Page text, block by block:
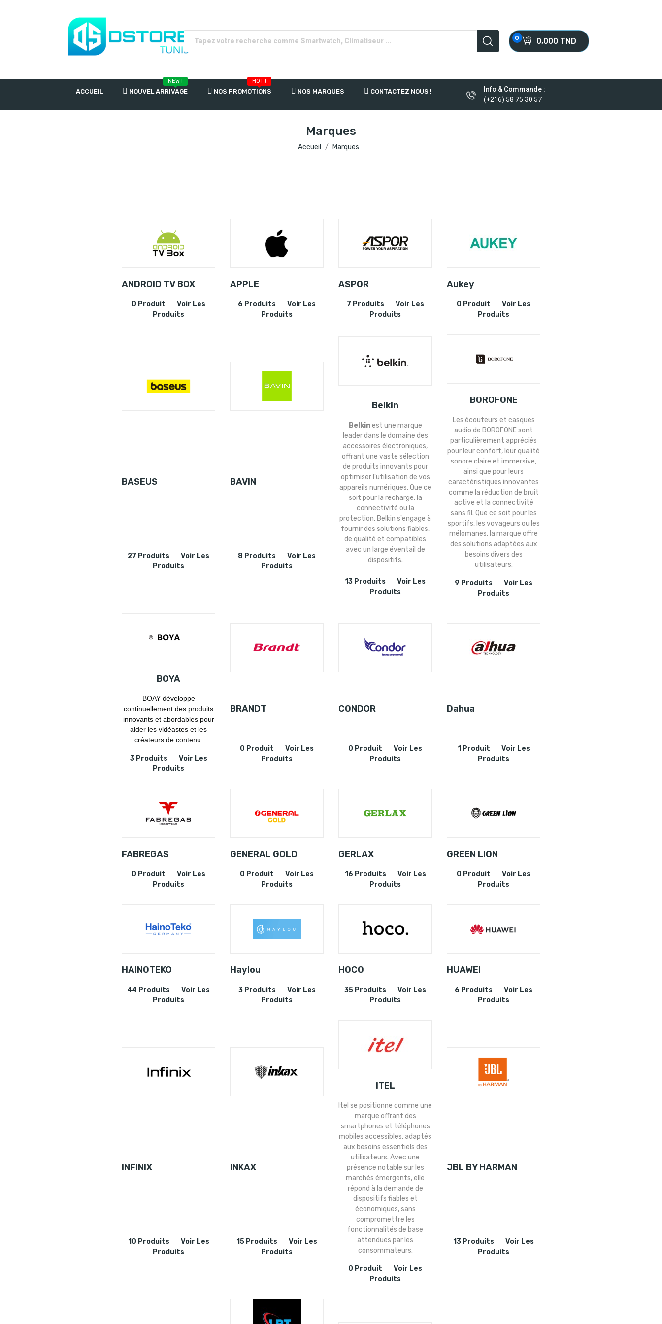
0,000 TND
0
ACCUEIL NOUVEL ARRIVAGE
NEW !
NOS PROMOTIONS
HOT !
NOS MARQUES CONTACTEZ NOUS !
Info & Commande :
(+216) 58 75 30 57
Marques
Accueil Marques
ANDROID TV BOX
0 Produit
Voir Les
Produits
APPLE
6 Produits
Voir Les
Produits
ASPOR
7 Produits
Voir Les
Produits
Aukey
0 Produit
Voir Les
Produits
BASEUS
27 Produits
Voir Les
Produits
BAVIN
8 Produits
Voir Les
Produits
Belkin
Belkinest une marque
leader dans le domaine des
accessoires électroniques,
offrant une vaste sélection
de produits innovants pour
optimiser l'utilisation de vos
appareils numériques. Que ce
soit pour la recharge, la
connectivité ou la
protection, Belkin s'engage à
fournir des solutions fiables,
de qualité et compatibles
avec un large éventail de
dispositifs.
13 Produits
Voir Les
Produits
BOROFONE
Les écouteurs et casques
audio de BOROFONE sont
particulièrement appréciés
pour leur confort, leur qualité
sonore claire et immersive,
ainsi que pour leurs
caractéristiques innovantes
comme la réduction de bruit
active et la connectivité
sans fil. Que ce soit pour les
sportifs, les voyageurs ou les
mélomanes, la marque offre
des solutions adaptées aux
besoins divers des
utilisateurs.
9 Produits
Voir Les
Produits
BOYA
BOAY développe
continuellement des produits
innovants et abordables pour
aider les vidéastes et les
créateurs de contenu.
3 Produits
Voir Les
Produits
BRANDT
0 Produit
Voir Les
Produits
CONDOR
0 Produit
Voir Les
Produits
Dahua
1 Produit
Voir Les
Produits
FABREGAS
0 Produit
Voir Les
Produits
GENERAL GOLD
0 Produit
Voir Les
Produits
GERLAX
16 Produits
Voir Les
Produits
GREEN LION
0 Produit
Voir Les
Produits
HAINOTEKO
44 Produits
Voir Les
Produits
Haylou
3 Produits
Voir Les
Produits
HOCO
35 Produits
Voir Les
Produits
HUAWEI
6 Produits
Voir Les
Produits
INFINIX
10 Produits
Voir Les
Produits
INKAX
15 Produits
Voir Les
Produits
ITEL
Itel se positionne comme une
marque offrant des
smartphones et téléphones
mobiles accessibles, adaptés
aux besoins essentiels des
utilisateurs. Avec une
présence notable sur les
marchés émergents, elle
répond à la demande de
dispositifs fiables et
économiques, sans
compromettre les
fonctionnalités de base
attendues par les
consommateurs.
0 Produit
Voir Les
Produits
JBL BY HARMAN
13 Produits
Voir Les
Produits